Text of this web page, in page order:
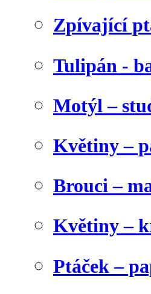
Zpívající
Tulipán -
Motýl –
Květiny –
Brouci –
Květiny –
Ptáček –